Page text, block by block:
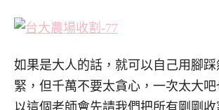
如果是大人的話，就可以自己用腳
緊，但千萬不要太貪心，一次太大